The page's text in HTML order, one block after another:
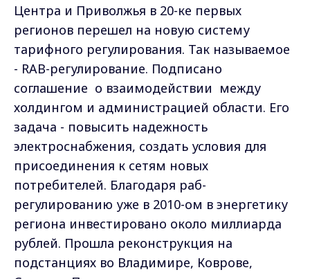
Центра и Приволжья в 20-ке первых
регионов перешел на новую систему
тарифного регулирования. Так называемое
- RAB-регулирование. Подписано
соглашение о взаимодействии между
холдингом и администрацией области. Его
задача - повысить надежность
электроснабжения, создать условия для
присоединения к сетям новых
потребителей. Благодаря раб-
регулированию уже в 2010-ом в энергетику
региона инвестировано около миллиарда
рублей. Прошла реконструкция на
подстанциях во Владимире, Коврове,